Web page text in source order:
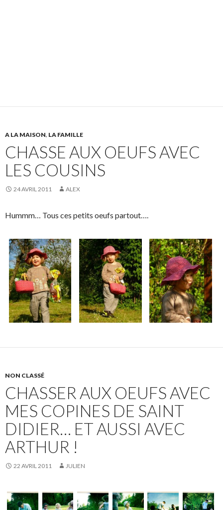
A LA MAISON, LA FAMILLE
CHASSE AUX OEUFS AVEC
LES COUSINS
24 AVRIL 2011 ALEX
Hummm… Tous ces petits oeufs partout….
NON CLASSÉ
CHASSER AUX OEUFS AVEC
MES COPINES DE SAINT
DIDIER… ET AUSSI AVEC
ARTHUR !
22 AVRIL 2011 JULIEN